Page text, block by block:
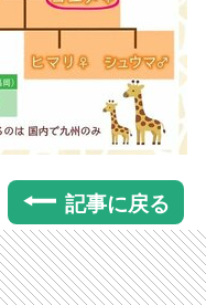
記事に戻る